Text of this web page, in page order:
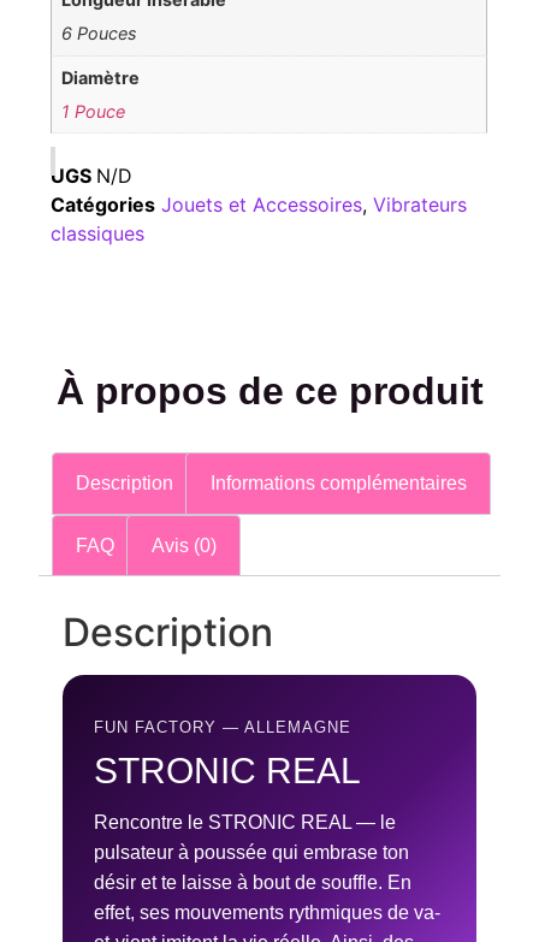
6 Pouces
Diamètre
1 Pouce
UGS N/D
Catégories Jouets et Accessoires,Vibrateurs
classiques
À propos de ce produit
Description Informations complémentaires
FAQ Avis (0)
Description
FUN FACTORY — ALLEMAGNE
STRONIC REAL
Rencontre le STRONIC REAL — le
pulsateur à poussée qui embrase ton
désir et te laisse à bout de souffle. En
effet, ses mouvements rythmiques de va-